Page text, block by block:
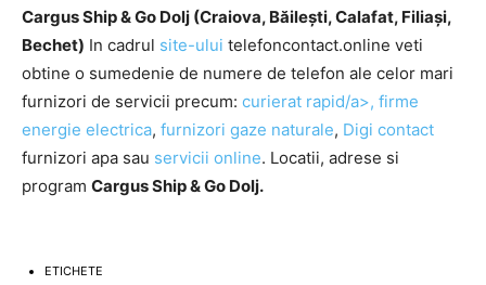
Cargus Ship & Go Dolj (Craiova, Băilești, Calafat, Filiași,
Bechet) In cadrul site-ului telefoncontact.online veti
obtine o sumedenie de numere de telefon ale celor mari
furnizori de servicii precum: curierat rapid/a>, firme
energie electrica, furnizori gaze naturale, Digi contact
furnizori apa sau servicii online. Locatii, adrese si
program Cargus Ship & Go Dolj.
ETICHETE